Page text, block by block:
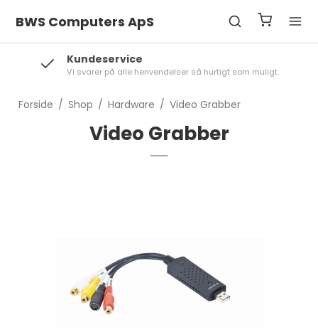
BWS Computers ApS
Kundeservice
Vi svarer på alle henvendelser så hurtigt som muligt.
Forside / Shop / Hardware / Video Grabber
Video Grabber